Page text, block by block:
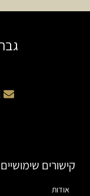
קישורים שימושיים
אודות